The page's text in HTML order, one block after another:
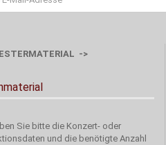
->
Sie bitte die Konzert- oder
und die benötigte Anzahl